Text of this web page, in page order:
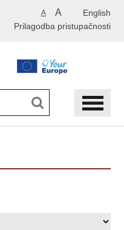
English
A A
Prilagodba pristupačnosti